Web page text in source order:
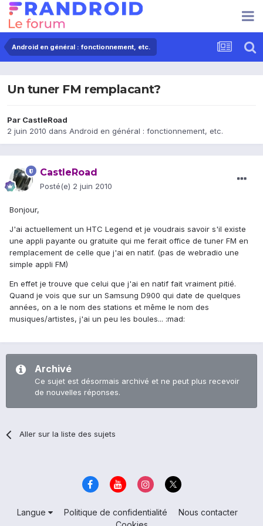
Android en général : fonctionnement, etc.
Un tuner FM remplacant?
Par CastleRoad
2 juin 2010 dans Android en général : fonctionnement, etc.
CastleRoad
Posté(e) 2 juin 2010
Bonjour,
J'ai actuellement un HTC Legend et je voudrais savoir s'il existe
une appli payante ou gratuite qui me ferait office de tuner FM en
remplacement de celle que j'ai en natif. (pas de webradio une
simple appli FM)
En effet je trouve que celui que j'ai en natif fait vraiment pitié.
Quand je vois que sur un Samsung D900 qui date de quelques
années, on a le nom des stations et même le nom des
musiques/artistes, j'ai un peu les boules... :mad:
Archivé
Ce sujet est désormais archivé et ne peut plus recevoir
de nouvelles réponses.
Aller sur la liste des sujets
Langue Politique de confidentialité
Nous contacter